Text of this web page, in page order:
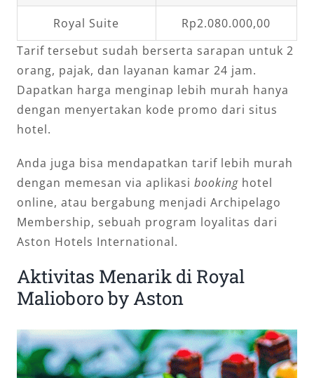
Royal Suite
Rp2.080.000,00
Tarif tersebut sudah berserta sarapan untuk 2
orang, pajak, dan layanan kamar 24 jam.
Dapatkan harga menginap lebih murah hanya
dengan menyertakan kode promo dari situs
hotel.
Anda juga bisa mendapatkan tarif lebih murah
dengan memesan via aplikasi bookinghotel
online, atau bergabung menjadi Archipelago
Membership, sebuah program loyalitas dari
Aston Hotels International.
Aktivitas Menarik di Royal
Malioboro by Aston